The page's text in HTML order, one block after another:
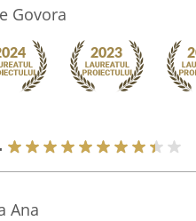
Govora
Ana